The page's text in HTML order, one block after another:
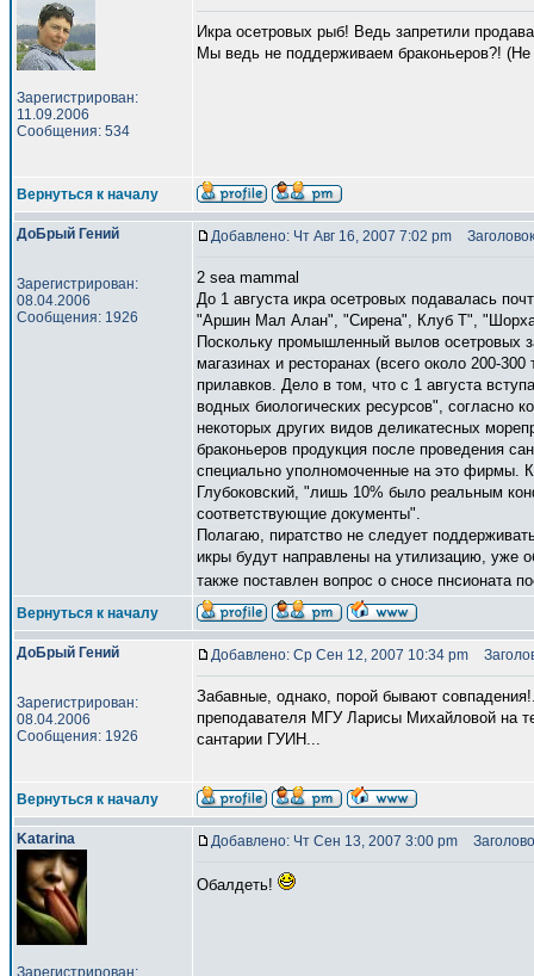
Зарегистрирован:
11.09.2006
Сообщения: 534
Икра осетровых рыб! Ведь запретили
Мы ведь не поддерживаем браконьеров?!
Вернуться к началу
ДоБрый Гений
Зарегистрирован:
08.04.2006
Сообщения: 1926
Добавлено: Чт Авг 16, 2007 7:02 pm
2 sea mammal
До 1 августа икра осетровых подавалась
"Аршин Мал Алан", "Сирена", Клуб Т",
Поскольку промышленный вылов осетровых
магазинах и ресторанах (всего около 200-
прилавков. Дело в том, что с 1 августа
водных биологических ресурсов", согласно
некоторых других видов деликатесных
браконьеров продукция после проведения
специально уполномоченные на это фирмы.
Глубоковский, "лишь 10% было реальным
соответствующие документы".
Полагаю, пиратство не следует
икры будут направлены на утилизацию, уже
также поставлен вопрос о сносе пнсионата
Вернуться к началу
ДоБрый Гений
Зарегистрирован:
08.04.2006
Сообщения: 1926
Добавлено: Ср Сен 12, 2007 10:34 pm
Забавные, однако, порой бывают
преподавателя МГУ Ларисы Михайловой на
сантарии ГУИН...
Вернуться к началу
Katarina
Зарегистрирован:
Добавлено: Чт Сен 13, 2007 3:00 pm
Обалдеть!